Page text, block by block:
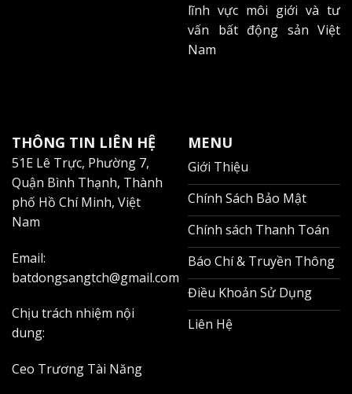
lĩnh vực môi giới và tư
vấn bất động sản Việt
Nam
THÔNG TIN LIÊN HỆ
51E Lê Trực, Phường 7,
Quận Bình Thạnh, Thành
phố Hồ Chí Minh, Việt
Nam
Email:
batdongsangtch@gmail.com
Chịu trách nhiệm nội
dung:
Ceo Trương Tài Năng
MENU
Giới Thiệu
Chính Sách Bảo Mật
Chính sách Thanh Toán
Báo Chí & Truyền Thông
Điều Khoản Sử Dụng
Liên Hệ